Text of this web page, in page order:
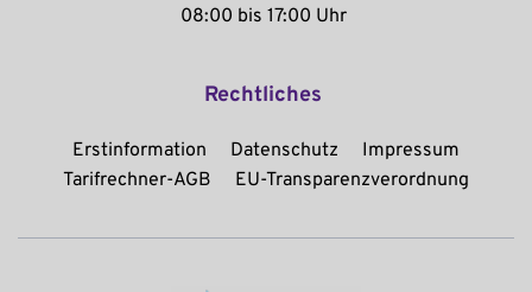
08:00 bis 17:00 Uhr
Rechtliches
Erstinformation Datenschutz
Impressum
Tarifrechner-AGB
EU-Transparenzverordnung